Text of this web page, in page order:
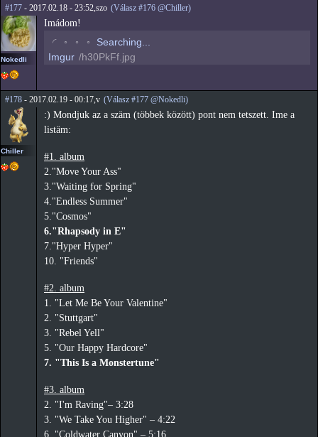
#177 - 2017.02.18 - 23:52,szo (Válasz #176 @Chiller)
Nokedli
Imádom!
◡ ◦ ◦ ◦
Searching...
Imgur /h30PkFf.jpg
#178 - 2017.02.19 - 00:17,v (Válasz #177 @Nokedli)
Chiller
:) Mondjuk az a szäm (többek között) pont nem tetszett. Ime a
listäm:
#1. album
2."Move Your Ass"
3."Waiting for Spring"
4."Endless Summer"
5."Cosmos"
6."Rhapsody in E"
7."Hyper Hyper"
10. "Friends"
#2. album
1. "Let Me Be Your Valentine"
2. "Stuttgart"
3. "Rebel Yell"
5. "Our Happy Hardcore"
7. "This Is a Monstertune"
#3. album
2. "I'm Raving"– 3:28
3. "We Take You Higher" – 4:22
6. "Coldwater Canyon" – 5:16